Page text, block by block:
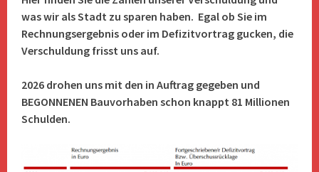
was wir als Stadt zu sparen haben. Egal ob Sie im
Rechnungsergebnis oder im Defizitvortrag gucken, die
Verschuldung frisst uns auf.
2026 drohen uns mit den in Auftrag gegeben und
BEGONNENEN Bauvorhaben schon knappt 81 Millionen
Schulden.